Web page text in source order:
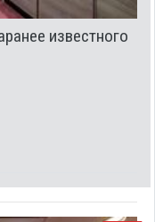
известного